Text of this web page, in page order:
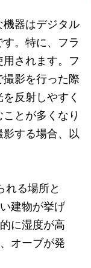
器はデジタル
。特に、フラ
されます。フ
影を行った際
反射しやすく
とが多くなり
する場合、以
れる場所と
建物が挙げ
に湿度が高
オーブが発